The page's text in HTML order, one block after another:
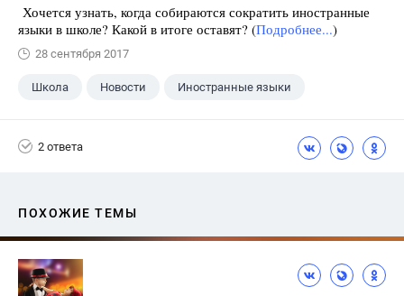
Хочется узнать, когда собираются сократить иностранные
языки в школе? Какой в итоге оставят? (Подробнее...)
28 сентября 2017
Школа Новости Иностранные языки
2 ответа
ПОХОЖИЕ ТЕМЫ